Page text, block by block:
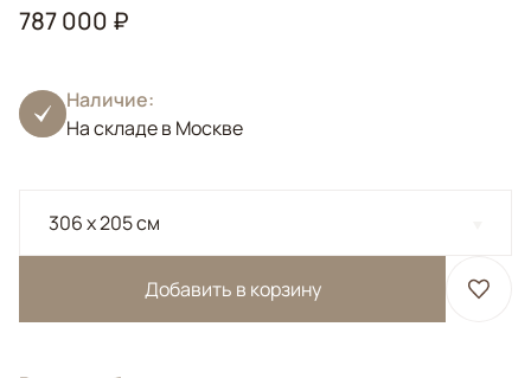
787 000 ₽
Наличие:
На складе в Москве
306 x 205 см
Добавить в корзину